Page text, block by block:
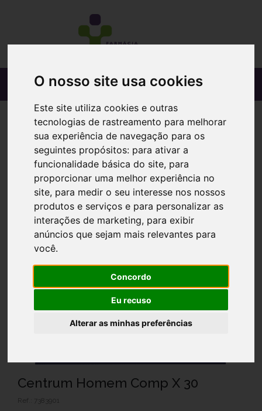
O nosso site usa cookies
Este site utiliza cookies e outras
tecnologias de rastreamento para melhorar
sua experiência de navegação para os
seguintes propósitos: para ativar a
funcionalidade básica do site, para
proporcionar uma melhor experiência no
site, para medir o seu interesse nos nossos
produtos e serviços e para personalizar as
interações de marketing, para exibir
anúncios que sejam mais relevantes para
você.
Concordo
Eu recuso
Alterar as minhas preferências
Centrum Homem Comp X 30
Ref.: 7383901